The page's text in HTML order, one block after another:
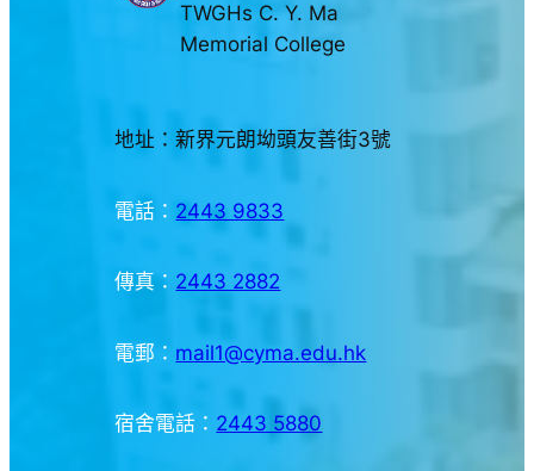
TWGHs C. Y. Ma
Memorial College
地址：新界元朗坳頭友善街3號
電話： 2443 9833
傳真： 2443 2882
電郵： mail1@cyma.edu.hk
宿舍電話： 2443 5880